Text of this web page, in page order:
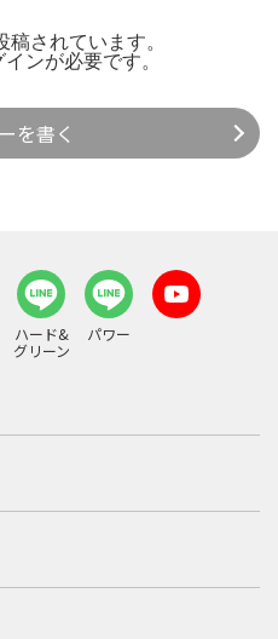
されています。
インが必要です。
を書く
ハード&
グリーン
パワー